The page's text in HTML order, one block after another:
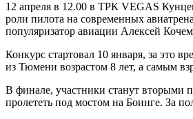
12 апреля в 12.00 в ТРК VEGAS
роли пилота на современных
популяризатор авиации Алексей
Конкурс стартовал 10 января, за это
из Тюмени возрастом 8 лет, а самым
В финале, участники станут вторыми
пролететь под мостом на Боинге. За